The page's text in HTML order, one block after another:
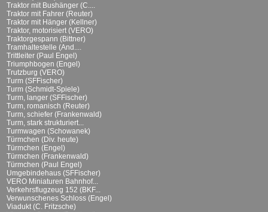
Traktor mit Bushänger (C....
Traktor mit Fahrer (Reuter)
Traktor mit Hänger (Kellner)
Traktor, motorisiert (VERO)
Traktorgespann (Bittner)
Tramhaltestelle (And....
Trittleiter (Paul Engel)
Triumphbogen (Engel)
Trutzburg (VERO)
Turm (SFFischer)
Turm (Schmidt-Spiele)
Turm, langer (SFFischer)
Turm, romanisch (Reuter)
Turm, schiefer (Frankenwald)
Turm, stark strukturiert...
Turmwagen (Schowanek)
Türmchen (Div. heute)
Türmchen (Engel)
Türmchen (Frankenwald)
Türmchen (Paul Engel)
Umgebindehaus (SFFischer)
VERO Miniaturen Bahnhof...
Verkehrsflugzeug 152 (BKF...
Verwunschenes Schloss (Engel)
Viadukt (C. Fritzsche)